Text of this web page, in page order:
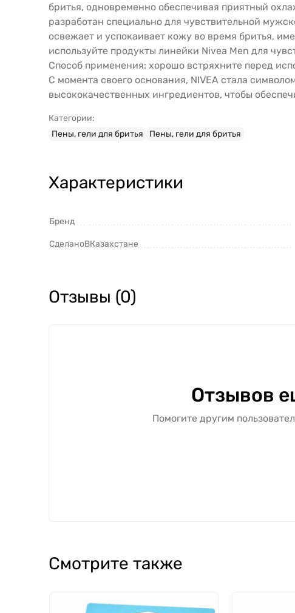
бритья, одновременно обеспечивая приятный
разработан специально для чувствительной
освежает и успокаивает кожу во время бритья,
используйте продукты линейки Nivea Men для
Способ применения: хорошо встряхните перед
С момента своего основания, NIVEA стала
высококачественных ингредиентов, чтобы
Категории:
Пены, гели для бритья
Пены, гели для бритья
Характеристики
Бренд
СделаноВКазахстане
Отзывы (0)
Отзывов
Помогите другим
Смотрите также